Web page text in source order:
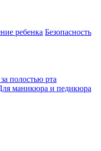
ребенка Безопасность
полостью рта
маникюра и педикюра